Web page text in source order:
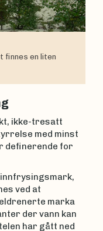
finnes en liten
ikke-tresatt
med minst
definerende for
ved at
marka
der vann kan
har gått ned